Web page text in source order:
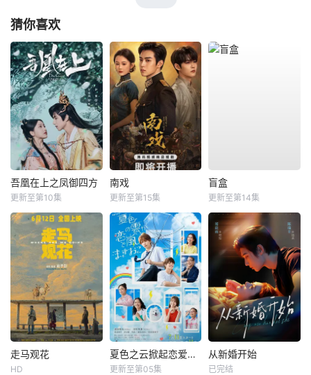
猜你喜欢
吾凰在上之凤御四方
更新至第10集
南戏
更新至第15集
盲盒
更新至第14集
走马观花
HD
夏色之云掀起恋爱与风暴
更新至第05集
从新婚开始
已完结